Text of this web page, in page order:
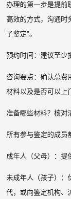
办理的第一步是提前
高效的方式，沟通时
子鉴定”。
预约时间：建议至少
咨询要点：确认总费
材料以及是否可以上
准备哪些材料？核对
所有参与鉴定的成员
成年人（父母）：提
未成年人（孩子）：
代，或向鉴定机构、